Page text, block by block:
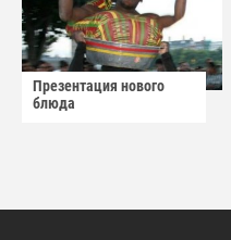
Презентация нового
блюда